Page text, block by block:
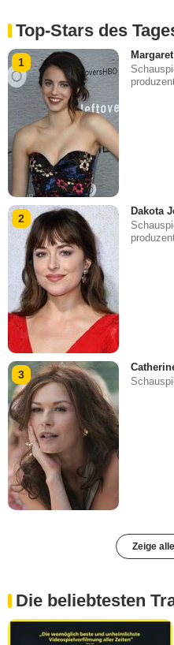
Top-Stars des
1
2
Dakota
3
Zeige
Die beliebtesten